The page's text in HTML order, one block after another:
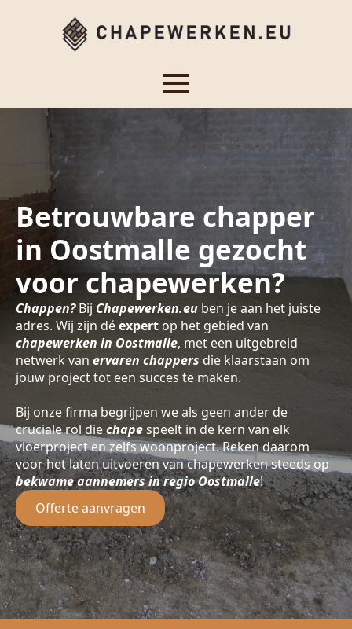
Betrouwbare chapper
in Oostmalle gezocht
voor chapewerken?
Chappen?Bij Chapewerken.eu ben je aan het juiste
adres. Wij zijn déexpertop het gebied van
chapewerken in Oostmalle, met een uitgebreid
netwerk van ervaren chappers die klaarstaan om
jouw project tot een succes te maken.
Bij onze firma begrijpen we als geen ander de
cruciale rol diechapespeelt in de kern van elk
vloerproject en zelfs woonproject. Reken daarom
voor het laten uitvoeren van chapewerken steeds op
bekwame aannemers in regio Oostmalle!
Offerte aanvragen